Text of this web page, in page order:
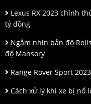
Lexus RX 2023 chính
tỷ đồng
Ngắm nhìn bản độ
độ Mansory
Range Rover Sport
Cách xử lý khi xe bị nổ